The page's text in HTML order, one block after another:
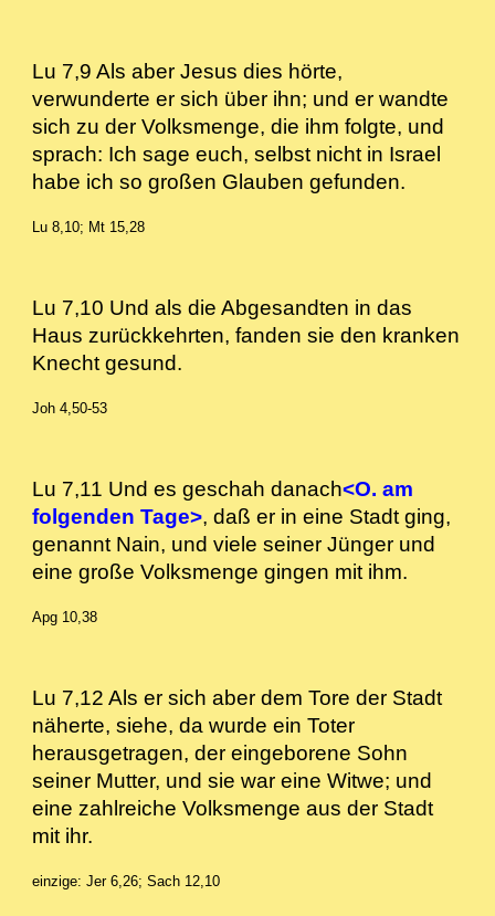
Lu 7,9 Als aber Jesus dies hörte,
verwunderte er sich über ihn; und er wandte
sich zu der Volksmenge, die ihm folgte, und
sprach: Ich sage euch, selbst nicht in Israel
habe ich so großen Glauben gefunden.
Lu 8,10; Mt 15,28
Lu 7,10 Und als die Abgesandten in das
Haus zurückkehrten, fanden sie den kranken
Knecht gesund.
Joh 4,50-53
Lu 7,11 Und es geschah danach<O. am
folgenden Tage>, daß er in eine Stadt ging,
genannt Nain, und viele seiner Jünger und
eine große Volksmenge gingen mit ihm.
Apg 10,38
Lu 7,12 Als er sich aber dem Tore der Stadt
näherte, siehe, da wurde ein Toter
herausgetragen, der eingeborene Sohn
seiner Mutter, und sie war eine Witwe; und
eine zahlreiche Volksmenge aus der Stadt
mit ihr.
einzige: Jer 6,26; Sach 12,10